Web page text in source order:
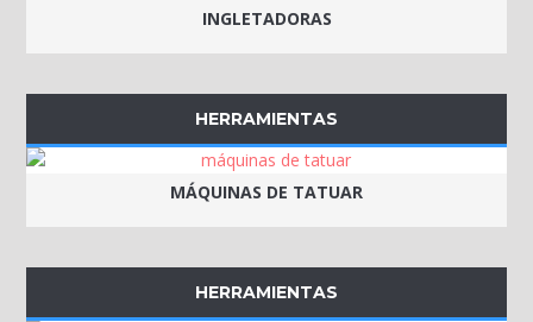
INGLETADORAS
HERRAMIENTAS
MÁQUINAS DE TATUAR
HERRAMIENTAS